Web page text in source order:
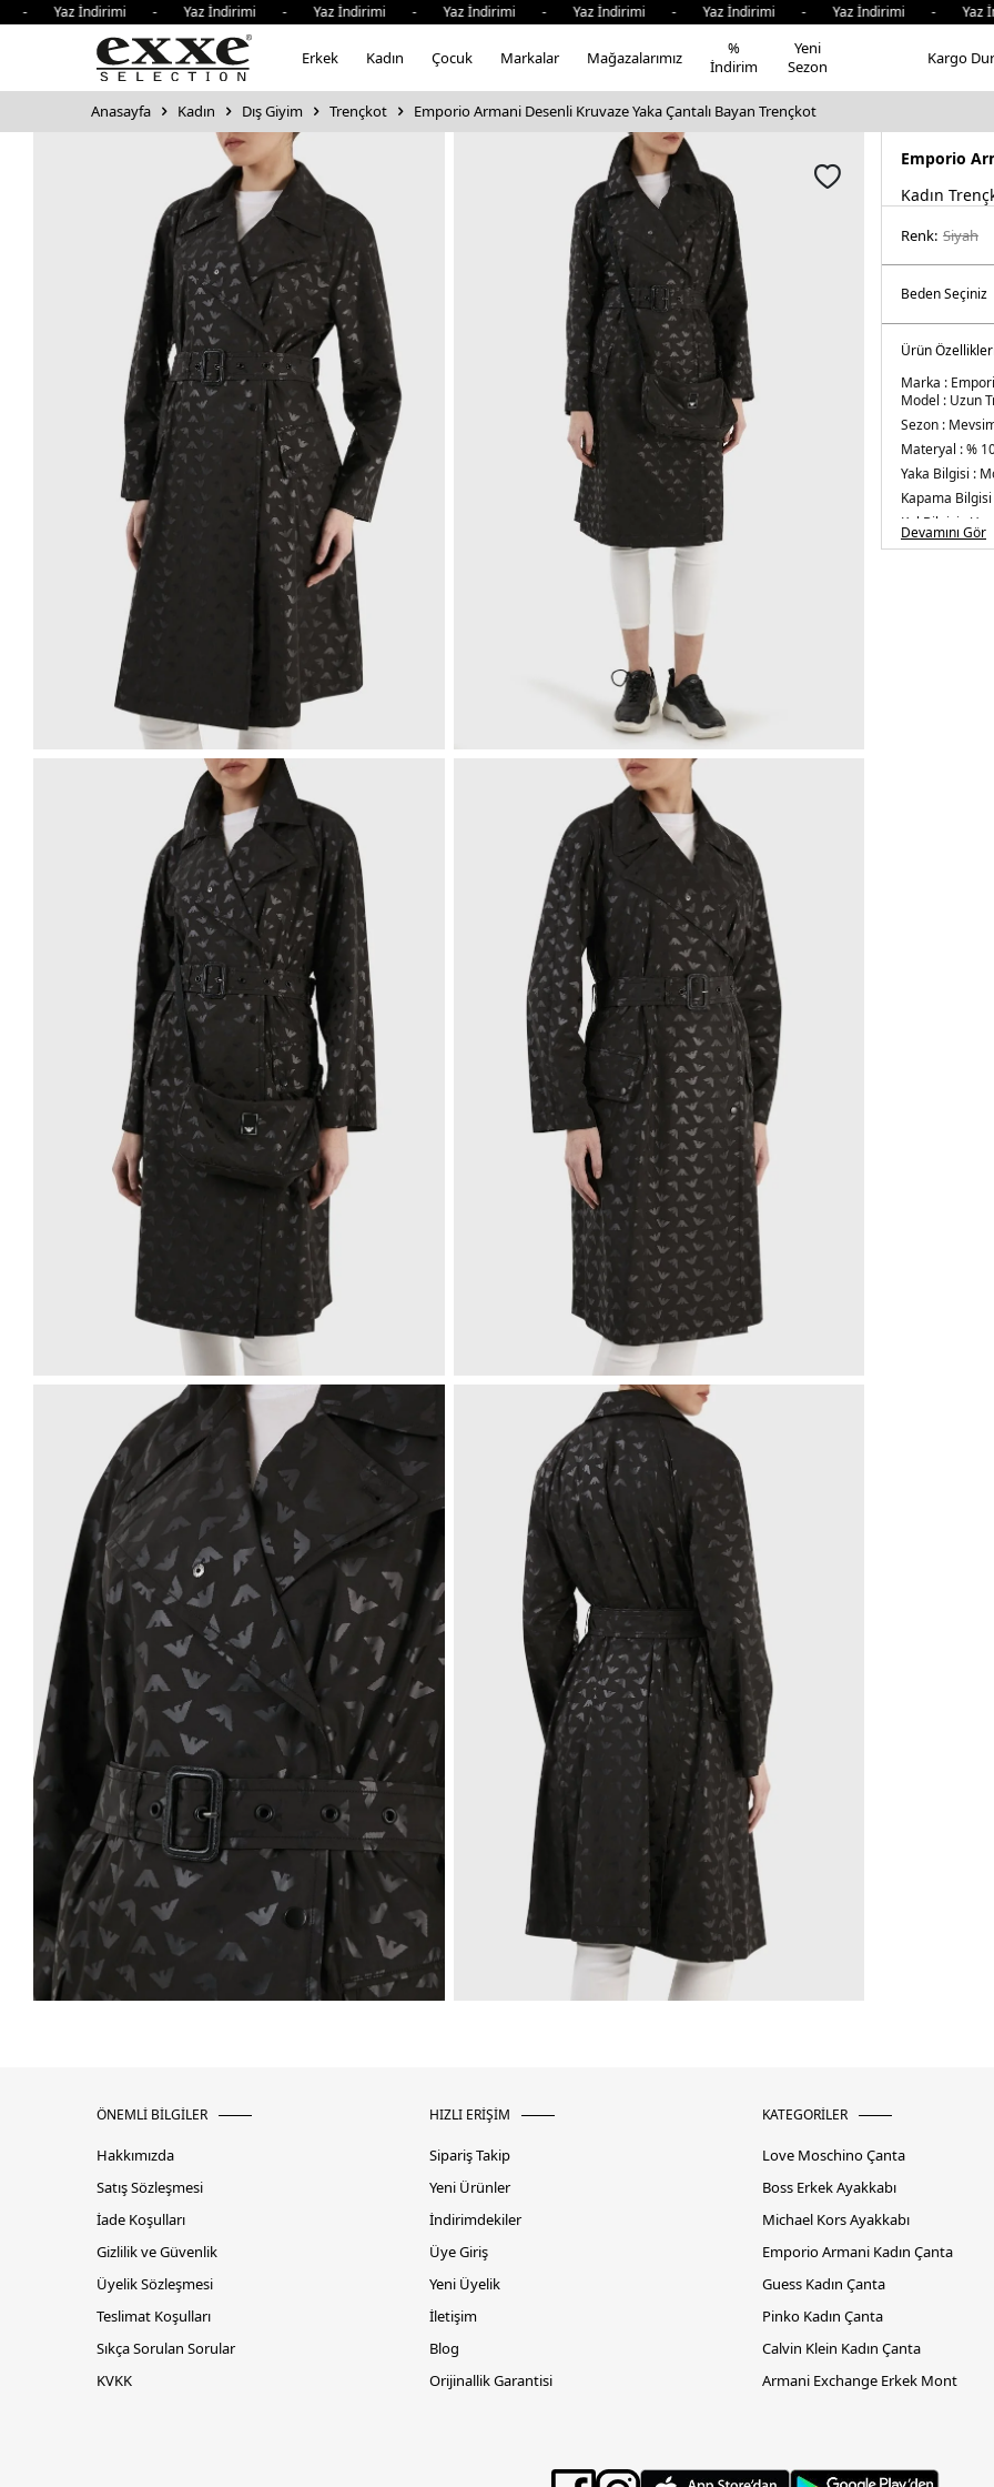
Yaz İndirimi - Yaz İndirimi - Yaz İndirimi - Yaz İndirimi - Yaz İndirimi - Yaz İndirimi - Yaz İndirimi -
Erkek Kadın Çocuk Markalar Mağazalarımız
%
İndirim
Yeni
Sezon
Kargo
Anasayfa Kadın Dış Giyim Trençkot Emporio Armani Desenli Kruvaze Yaka Çantalı Bayan Trençkot
Emporio
Kadın
Renk: si̇yah
Ürün Özellikleri
Marka :
Model : Uzun
Sezon :
Materyal :%
Yaka Bilgisi :
Kapama Bilgisi
Kol Bilgisi :
Cep Bilgisi :
Devamını Gör
ÖNEMLİ BİLGİLER
Hakkımızda
Satış Sözleşmesi
İade Koşulları
Gizlilik ve Güvenlik
Üyelik Sözleşmesi
Teslimat Koşulları
Sıkça Sorulan Sorular
KVKK
HIZLI ERİŞİM
Sipariş Takip
Yeni Ürünler
İndirimdekiler
Üye Giriş
Yeni Üyelik
İletişim
Blog
Orijinallik Garantisi
KATEGORİLER
Love Moschino Çanta
Boss Erkek Ayakkabı
Michael Kors Ayakkabı
Emporio Armani Kadın Çanta
Guess Kadın Çanta
Pinko Kadın Çanta
Calvin Klein Kadın Çanta
Armani Exchange Erkek Mont